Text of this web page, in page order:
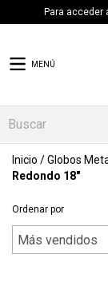
Para acceder
MENÚ
Inicio /Globos
Redondo 18"
Ordenar por